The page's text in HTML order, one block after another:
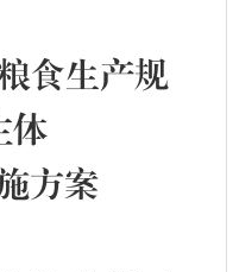
食生产规
体
方案